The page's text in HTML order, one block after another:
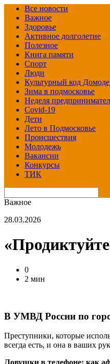
Все новости
Важное
Здоровье
Активное долголетие
Полезное
Книга памяти
Спорт
Люди
Культурный код
Зима в подмосковье
Неделя
Covid-19
Дети
Лето в Подмосковье
Происшествия
Молодежь
Вакансии
Конкурсы
ТИК
Важное
28.03.2026
0
2 мин
В УМВД России по
Преступники, которые
всегда есть, и она в ваших